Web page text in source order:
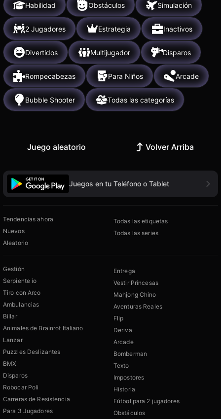
Habilidad Obstáculos Simulación
2 Jugadores Estrategia Inactivos
Divertidos Multijugador Disparos
Rompecabezas Para Niños Arcade
Bubble Shooter Todas las categorías
Juego aleatorio Volver Arriba
Juegos en tu Teléfono o Tablet
Tendencias ahora
Nuevos
Aleatorio
Todas las etiquetas
Todas las series
Gestión
Serpiente io
Tiro con Arco
Ambulancias
Billar
Animales de Brainrot Italiano
Lanzar
Puzzles Deslizantes
BMX
Disparos
Robocar Poli
Carreras de Resistencia
Para 3 Jugadores
Entrega
Vestir Princesas
Mahjong Chino
Aventuras Reales
Flip
Deriva
Arcade
Bomberman
Texto
Impostores
Historia
Fútbol para 2 jugadores
Obstáculos